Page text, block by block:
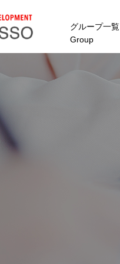
グループ一覧
Group